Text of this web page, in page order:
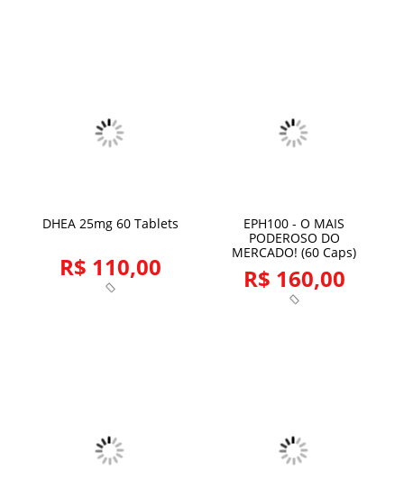
DHEA 25mg 60 Tablets
R$ 110,00
EPH100 - O MAIS
PODEROSO DO
MERCADO! (60 Caps)
R$ 160,00